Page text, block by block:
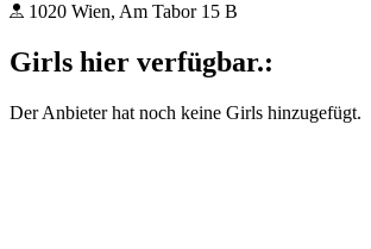
1020 Wien, Am Tabor 15 B
Girls hier verfügbar.:
Der Anbieter hat noch keine Girls hinzugefügt.